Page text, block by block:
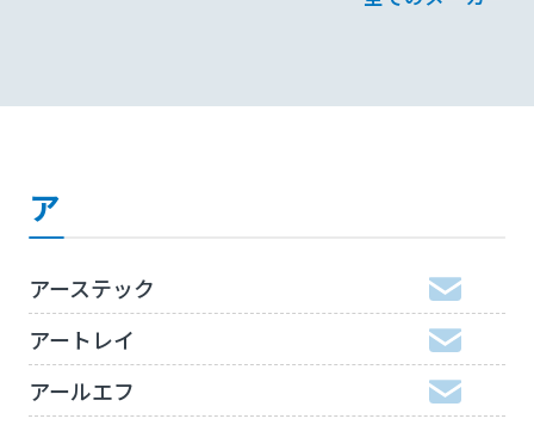
ア
アーステック
アートレイ
アールエフ